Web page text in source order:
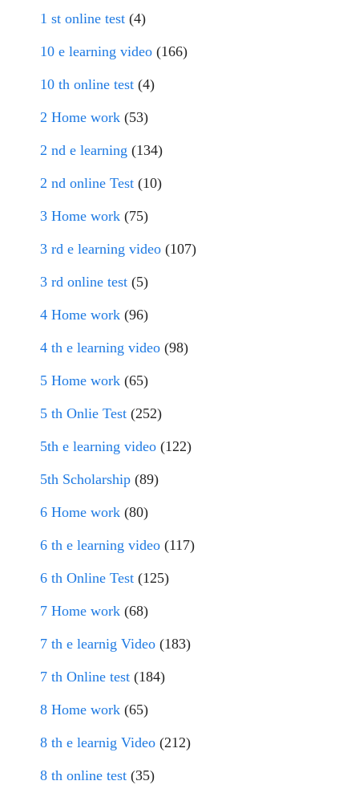
1 st online test (4)
10 e learning video (166)
10 th online test (4)
2 Home work (53)
2 nd e learning (134)
2 nd online Test (10)
3 Home work (75)
3 rd e learning video (107)
3 rd online test (5)
4 Home work (96)
4 th e learning video (98)
5 Home work (65)
5 th Onlie Test (252)
5th e learning video (122)
5th Scholarship (89)
6 Home work (80)
6 th e learning video (117)
6 th Online Test (125)
7 Home work (68)
7 th e learnig Video (183)
7 th Online test (184)
8 Home work (65)
8 th e learnig Video (212)
8 th online test (35)